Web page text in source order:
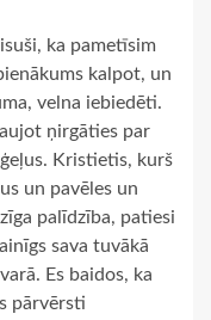
ka pametīsim
kalpot, un
velna iebiedēti.
ņirgāties par
Kristietis, kurš
un pavēles un
palīdzība, patiesi
sava tuvākā
Es baidos, ka
pārvērsti